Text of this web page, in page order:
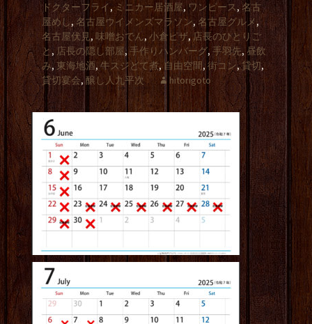
ドクターフライ,ミニカー居酒屋, ワンピース, 名古
屋めし, 名古屋ウイメンズマラソン, 名古屋グルメ ,
名古屋伏見, 味噌おでん, 小倉ピザ, 店長のひとりご
と, 店長の隠し部屋,手作りハンバーグ,手羽先, 昼飲
み,東海地酒, 牛スジどて煮, 自由空間, 街コン,貸切,
貸切宴会, 醸し人九平次 hitorigoto